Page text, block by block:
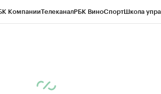
КомпанииТелеканалРБК ВиноСпортШкола